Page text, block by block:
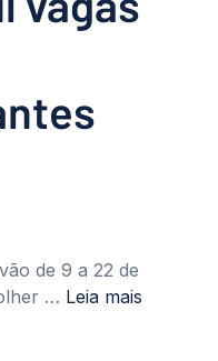
de 9 a 22 de
… Leia mais